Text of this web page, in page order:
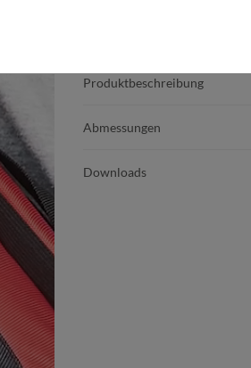
Produktbeschreibung
Abmessungen
Downloads